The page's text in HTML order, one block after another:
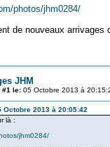
photos/jhm0284/
de nouveaux arrivages
JHM
#1 le:05 Octobre 2013 à
Octobre 2013 à 20:05:42
là :
jhm0284/